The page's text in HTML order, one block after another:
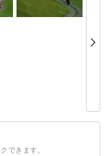
できます。